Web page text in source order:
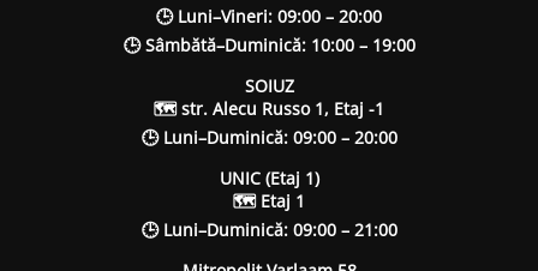
🕒 Luni–Vineri: 09:00 – 20:00
🕒 Sâmbătă–Duminică: 10:00 – 19:00
SOIUZ
🗺 str. Alecu Russo 1, Etaj -1
🕒 Luni–Duminică: 09:00 – 20:00
UNIC (Etaj 1)
🗺 Etaj 1
🕒 Luni–Duminică: 09:00 – 21:00